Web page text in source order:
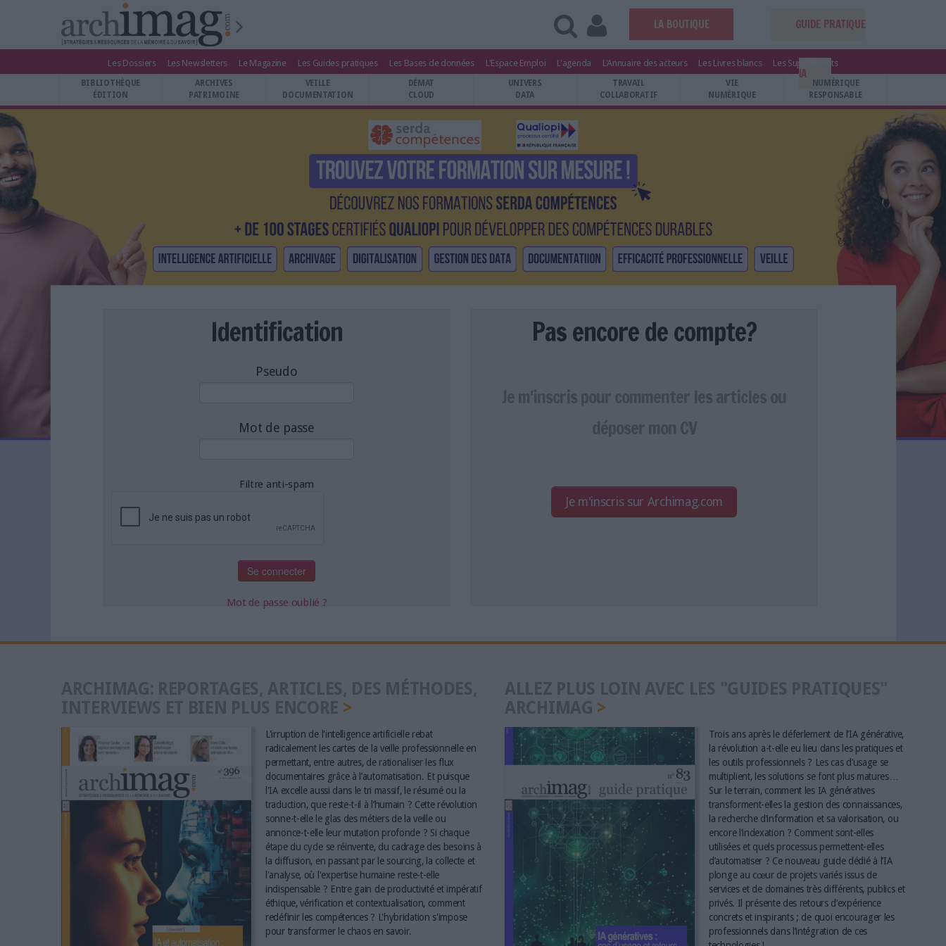
LA BOUTIQUE GUIDE PRATIQUE
IA
BIBLIOTHÈQUE ÉDITION
ARCHIVES PATRIMOINE
VEILLE DOCUMENTATION
UNIVERS DATA
TRAVAIL COLLABORATIF
VIE NUMÉRIQUE
NUMÉRIQUE RESPONSABLE
L'ANNUAIRE DES ACTEURS
NOS OFFRES D'ABONNEMENTS
Les Dossiers Les Newsletters Le Magazine Les Guides pratiques Les Bases de données L'Espace Emploi L'agenda L'Annuaire des acteurs Les Livres blancs Les Suppléments
BIBLIOTHÈQUE
ÉDITION
ARCHIVES
PATRIMOINE
VEILLE
DOCUMENTATION
DÉMAT
CLOUD
UNIVERS
DATA
TRAVAIL
COLLABORATIF
VIE
NUMÉRIQUE
NUMÉRIQUE
RESPONSABLE
Identification
Pseudo
Mot de passe
Filtre anti-spam
Mot de passe oublié ?
Pas encore de compte?
Je m'inscris sur Archimag.com
L'irruption de l'intelligence artificielle rebat
radicalement les cartes de la veille professionnelle en
permettant, entre autres, de rationaliser les flux
documentaires grâce à l’automatisation. Et puisque
l'IA excelle aussi dans le tri massif, le résumé ou la
traduction, que reste-t-il à l’humain ? Cette révolution
sonne-t-elle le glas des métiers de la veille ou
annonce-t-elle leur mutation profonde ? Si chaque
étape du cycle se réinvente, du cadrage des besoins à
la diffusion, en passant par le sourcing, la collecte et
l'analyse, où l'expertise humaine reste-t-elle
indispensable ? Entre gain de productivité et impératif
éthique, vérification et contextualisation, comment
redéfinir les compétences ? L'hybridation s'impose
pour transformer le chaos en savoir.
Trois ans après le déferlement de l’IA générative,
la révolution a-t-elle eu lieu dans les pratiques et
les outils professionnels ? Les cas d’usage se
multiplient, les solutions se font plus matures…
Sur le terrain, comment les IA génératives
transforment-elles la gestion des connaissances,
la recherche d’information et sa valorisation, ou
encore l’indexation ? Comment sont-elles
utilisées et quels processus permettent-elles
d’automatiser ? Ce nouveau guide dédié à l’IA
plonge au cœur de projets variés issus de
services et de domaines très différents, publics et
privés. Il présente des retours d’expérience
concrets et inspirants ; de quoi encourager les
professionnels dans l’intégration de ces